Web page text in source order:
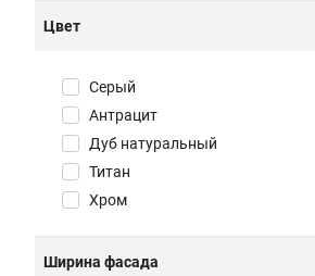
Цвет
Серый
Антрацит
Дуб натуральный
Титан
Хром
Ширина фасада